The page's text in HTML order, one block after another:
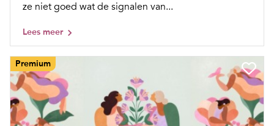
ze niet goed wat de signalen van...
Lees meer
Premium